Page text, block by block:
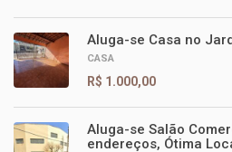
Aluga-se Casa no
CASA
R$ 1.000,00
Aluga-se Salão
endereços, Ótima